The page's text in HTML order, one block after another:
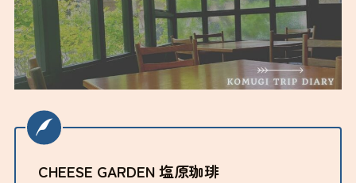
CHEESE GARDEN 塩原珈琲